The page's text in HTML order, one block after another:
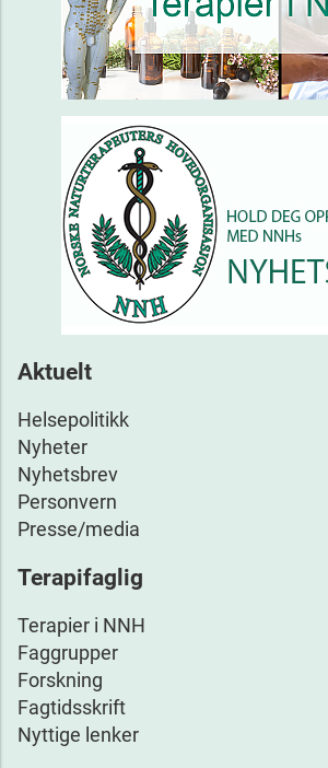
Aktuelt
Helsepolitikk
Nyheter
Nyhetsbrev
Personvern
Presse/media
Terapifaglig
Terapier i NNH
Faggrupper
Forskning
Fagtidsskrift
Nyttige lenker